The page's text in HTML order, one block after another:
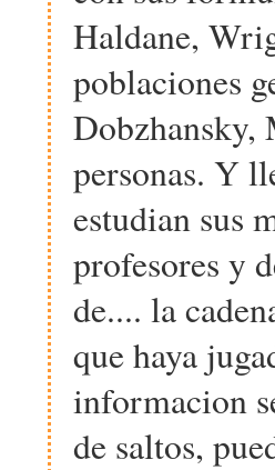
Haldane,
poblaciones
Dobzhansky,
personas. Y
estudian sus
profesores y
de.... la
que haya
informacion
de saltos,